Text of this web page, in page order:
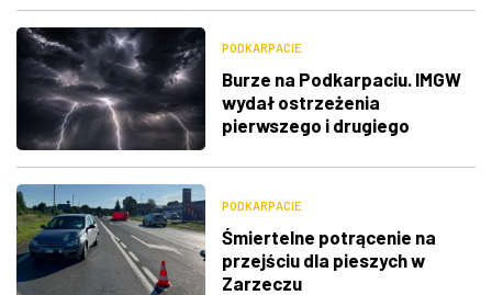
PODKARPACIE
Burze na Podkarpaciu. IMGW
wydał ostrzeżenia
pierwszego i drugiego
PODKARPACIE
Śmiertelne potrącenie na
przejściu dla pieszych w
Zarzeczu